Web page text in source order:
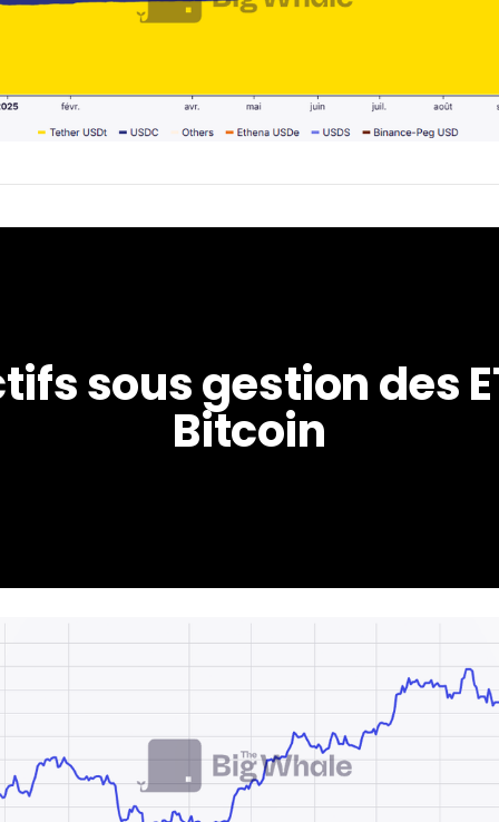
sous gestion des
Bitcoin